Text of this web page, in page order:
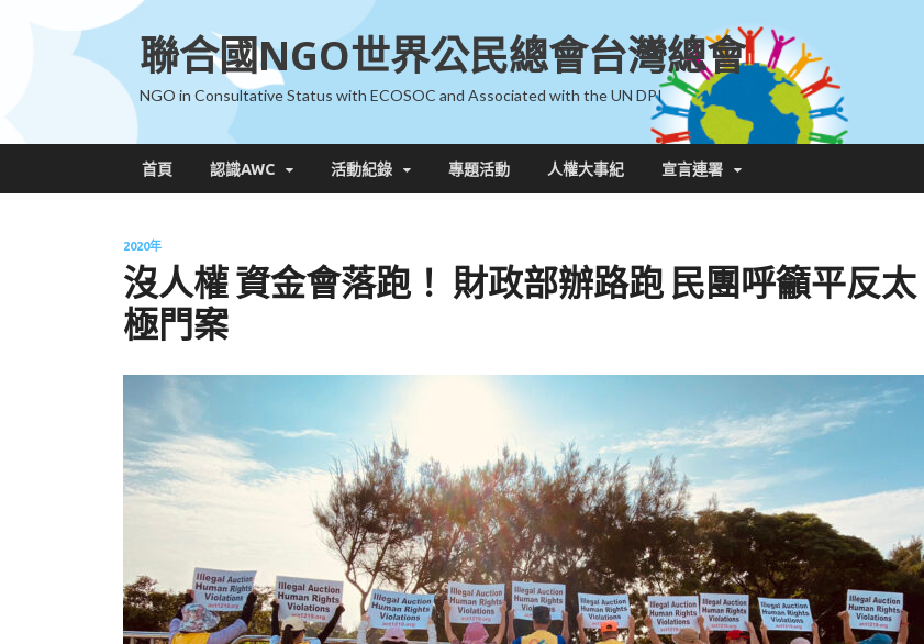
聯合國NGO世界公民總會台灣總會
NGO in Consultative Status with ECOSOC and Associated with the UN DPI
首頁 認識AWC 活動紀錄 專題活動 人權大事紀 宣言連署
2020年
沒人權 資金會落跑！ 財政部辦路跑 民團呼籲平反太
極門案